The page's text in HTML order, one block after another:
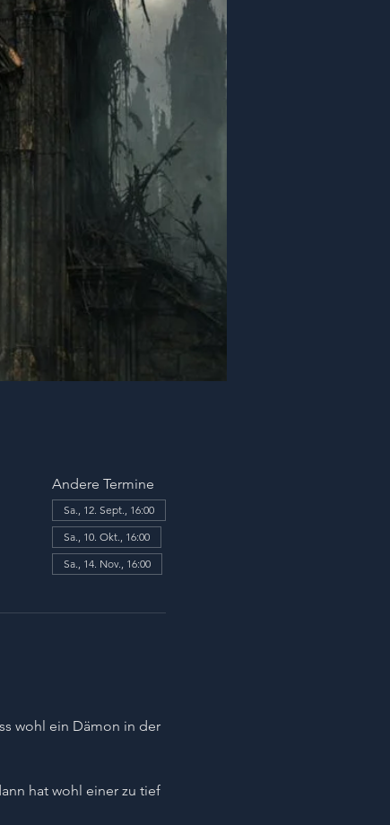
Andere Termine
Sa., 12. Sept., 16:00
Sa., 10. Okt., 16:00
Sa., 14. Nov., 16:00
wohl ein Dämon in der
hat wohl einer zu tief